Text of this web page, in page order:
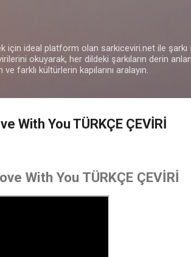
için ideal platform olan sarkiceviri.net ile
okuyarak, her dildeki şarkıların derin
farklı kültürlerin kapılarını aralayın.
With You TÜRKÇE ÇEVİRİ
With You TÜRKÇE ÇEVİRİ